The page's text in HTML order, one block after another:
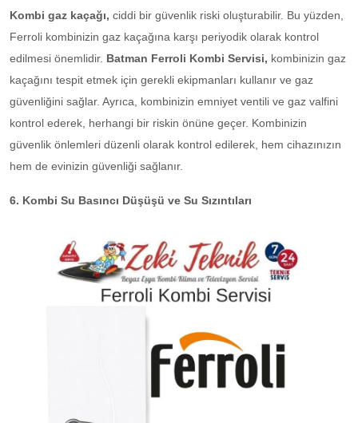
Kombi gaz kaçağı, ciddi bir güvenlik riski oluşturabilir. Bu yüzden,
Ferroli kombinizin gaz kaçağına karşı periyodik olarak kontrol
edilmesi önemlidir. Batman Ferroli Kombi Servisi, kombinizin gaz
kaçağını tespit etmek için gerekli ekipmanları kullanır ve gaz
güvenliğini sağlar. Ayrıca, kombinizin emniyet ventili ve gaz valfini
kontrol ederek, herhangi bir riskin önüne geçer. Kombinizin
güvenlik önlemleri düzenli olarak kontrol edilerek, hem cihazınızın
hem de evinizin güvenliği sağlanır.
6. Kombi Su Basıncı Düşüşü ve Su Sızıntıları